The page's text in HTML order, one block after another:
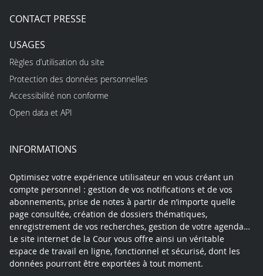
CONTACT PRESSE
USAGES
Règles d’utilisation du site
Protection des données personnelles
Accessibilité non conforme
Open data et API
INFORMATIONS
Optimisez votre expérience utilisateur en vous créant un
compte personnel : gestion de vos notifications et de vos
abonnements, prise de notes à partir de n’importe quelle
page consultée, création de dossiers thématiques,
enregistrement de vos recherches, gestion de votre agenda…
Le site internet de la Cour vous offre ainsi un véritable
espace de travail en ligne, fonctionnel et sécurisé, dont les
données pourront être exportées à tout moment.